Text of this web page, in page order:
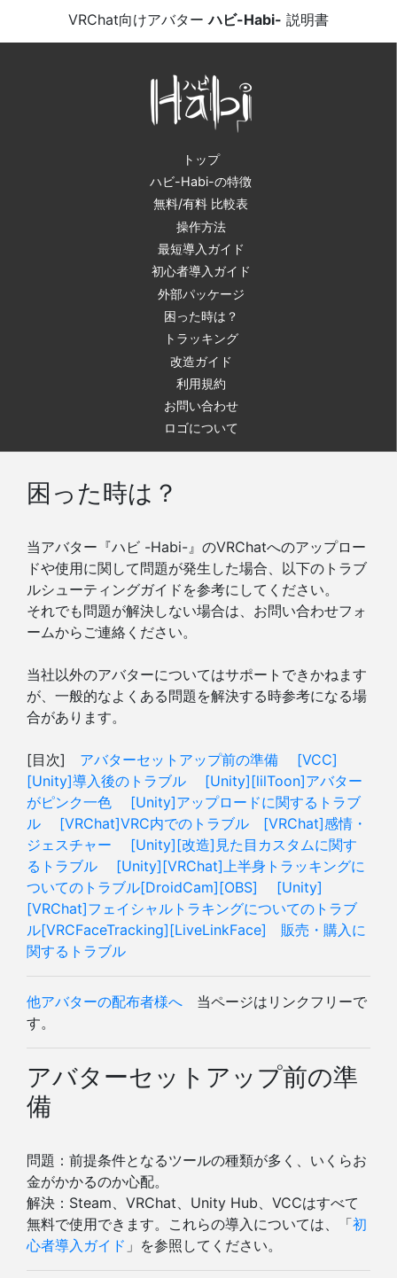
VRChat向けアバターハビ-Habi- 説明書
トップ
ハビ-Habi-の特徴
無料/有料 比較表
操作方法
最短導入ガイド
初心者導入ガイド
外部パッケージ
困った時は？
トラッキング
改造ガイド
利用規約
お問い合わせ
ロゴについて
困った時は？
当アバター『ハビ -Habi-』のVRChatへのアップロー
ドや使用に関して問題が発生した場合、以下のトラブ
ルシューティングガイドを参考にしてください。
それでも問題が解決しない場合は、お問い合わせフォ
ームからご連絡ください。
当社以外のアバターについてはサポートできかねます
が、一般的なよくある問題を解決する時参考になる場
合があります。
[目次] アバターセットアップ前の準備
[VCC]
[Unity]導入後のトラブル
[Unity][lilToon]アバター
がピンク一色
[Unity]アップロードに関するトラブ
ル
[VRChat]VRC内でのトラブル
[VRChat]感情・
ジェスチャー
[Unity][改造]見た目カスタムに関す
るトラブル
[Unity][VRChat]上半身トラッキングに
ついてのトラブル[DroidCam][OBS]
[Unity]
[VRChat]フェイシャルトラキングについてのトラブ
ル[VRCFaceTracking][LiveLinkFace]
販売・購入に
関するトラブル
他アバターの配布者様へ 当ページはリンクフリーで
す。
アバターセットアップ前の準
備
問題：前提条件となるツールの種類が多く、いくらお
金がかかるのか心配。
解決：Steam、VRChat、Unity Hub、VCCはすべて
無料で使用できます。これらの導入については、「初
心者導入ガイド 」を参照してください。